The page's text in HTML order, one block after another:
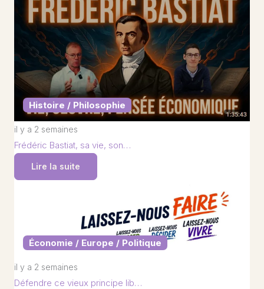
Histoire / Philosophie
il y a 2 semaines
Frédéric Bastiat, sa vie, son…
Lire la suite
Économie / Europe / Politique
il y a 2 semaines
Défendre ce vieux principe lib…